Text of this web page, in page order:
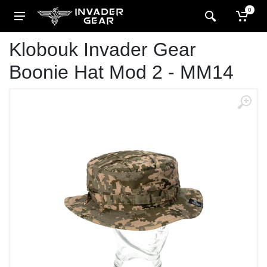
0
Klobouk Invader Gear
Boonie Hat Mod 2 - MM14